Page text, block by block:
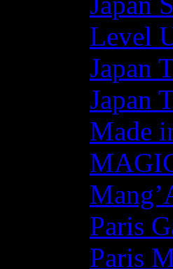
Level
Japan
Japan
Made
Paris
Paris